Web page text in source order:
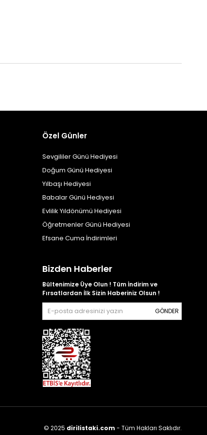
Özel Günler
Sevgililer Günü Hediyesi
Doğum Günü Hediyesi
Yılbaşı Hediyesi
Babalar Günü Hediyesi
Evlilik Yıldönümü Hediyesi
Öğretmenler Günü Hediyesi
Efsane Cuma İndirimleri
Bizden Haberler
Bültenimize Üye Olun ! Tüm İndirim ve
Fırsatlardan İlk Sizin Haberiniz Olsun !
GÖNDER
© 2025 dirilistaki.com - Tüm Hakları Saklıdır.